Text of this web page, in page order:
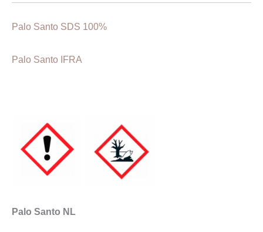
Palo Santo SDS 100%
Palo Santo IFRA
Palo Santo NL